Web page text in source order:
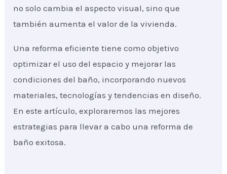
no solo cambia el aspecto visual, sino que
también aumenta el valor de la vivienda.
Una reforma eficiente tiene como objetivo
optimizar el uso del espacio y mejorar las
condiciones del baño, incorporando nuevos
materiales, tecnologías y tendencias en diseño.
En este artículo, exploraremos las mejores
estrategias para llevar a cabo una reforma de
baño exitosa.